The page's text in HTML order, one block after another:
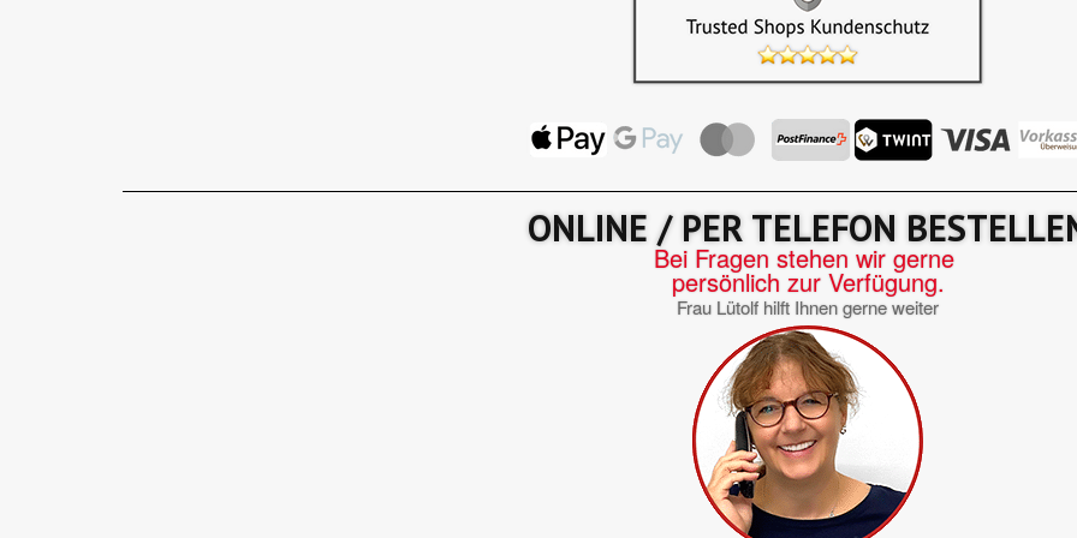
ONLINE / PER TELEFON
Bei Fragen stehen wir gerne
persönlich zur Verfügung.
Frau Lütolf hilft Ihnen gerne weiter